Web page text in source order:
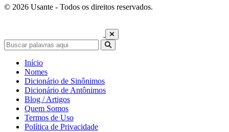
© 2026 Usante - Todos os direitos reservados.
Início
Nomes
Dicionário de Sinônimos
Dicionário de Antônimos
Blog / Artigos
Quem Somos
Termos de Uso
Política de Privacidade